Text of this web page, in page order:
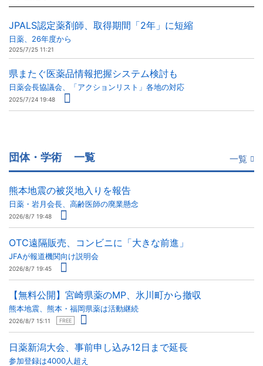
JPALS認定薬剤師、取得期間「2年」に短縮
日薬、26年度から
2025/7/25 11:21
県またぐ医薬品情報把握システム検討も
日薬会長協議会、「アクションリスト」各地の対応
2025/7/24 19:48
団体・学術 一覧 一覧
熊本地震の被災地入りを報告
日薬・岩月会長、高齢医師の廃業懸念
2026/8/7 19:48
OTC遠隔販売、コンビニに「大きな前進」
JFAが報道機関向け説明会
2026/8/7 19:45
【無料公開】宮崎県薬のMP、氷川町から撤収
熊本地震、熊本・福岡県薬は活動継続
2026/8/7 15:11 FREE
日薬新潟大会、事前申し込み12日まで延長
参加登録は4000人超え